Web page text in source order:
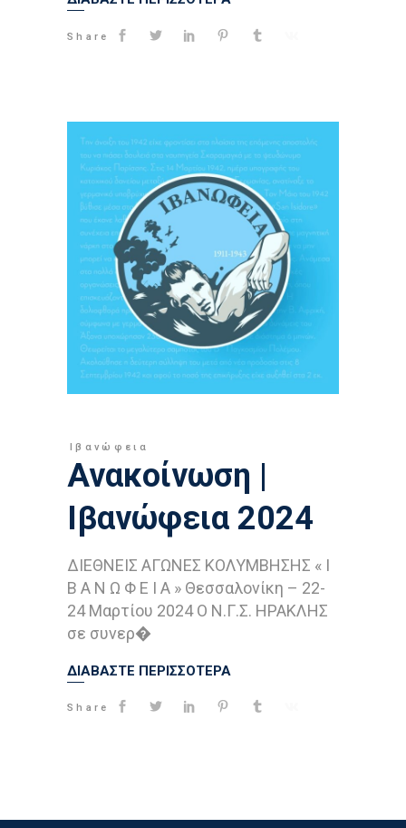
Share
Ιβανώφεια
Ανακοίνωση |
Ιβανώφεια 2024
ΔΙΕΘΝΕΙΣ ΑΓΩΝΕΣ ΚΟΛΥΜΒΗΣΗΣ « Ι
Β Α Ν Ω Φ Ε Ι Α » Θεσσαλονίκη – 22-
24 Μαρτίου 2024 Ο N.Γ.Σ. ΗΡΑΚΛΗΣ
σε συνερ�
ΔΙΑΒΑΣΤΕ ΠΕΡΙΣΣΟΤΕΡΑ
Share